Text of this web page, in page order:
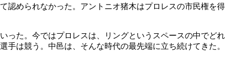
認められなかった。アントニオ猪木はプロレスの市民権を得
った。今ではプロレスは、リングというスペースの中でどれ
は競う。中邑は、そんな時代の最先端に立ち続けてきた。